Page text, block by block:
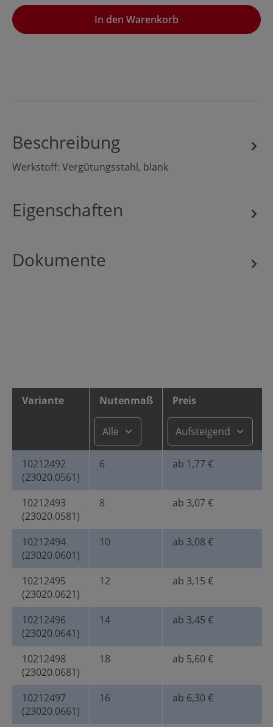
In den Warenkorb
Beschreibung
Werkstoff: Vergütungsstahl, blank
Eigenschaften
Dokumente
Variante Nutenmaß Preis
10212492
(23020.0561)
6 ab 1,77 €
10212493
(23020.0581)
8 ab 3,07 €
10212494
(23020.0601)
10 ab 3,08 €
10212495
(23020.0621)
12 ab 3,15 €
10212496
(23020.0641)
14 ab 3,45 €
10212498
(23020.0681)
18 ab 5,60 €
10212497
(23020.0661)
16 ab 6,30 €